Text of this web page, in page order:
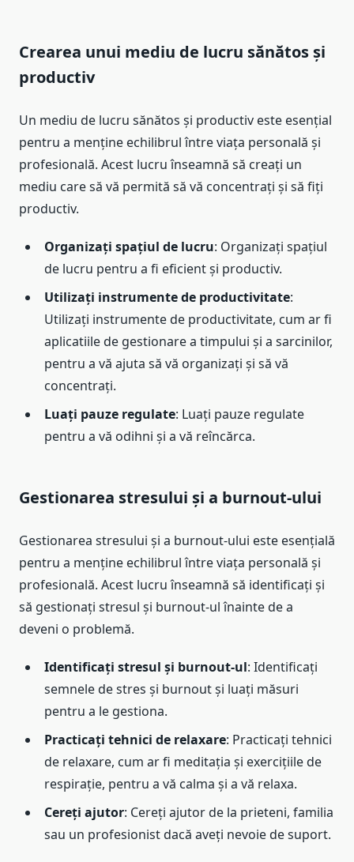
Crearea unui mediu de lucru sănătos și
productiv
Un mediu de lucru sănătos și productiv este esențial
pentru a menține echilibrul între viața personală și
profesională. Acest lucru înseamnă să creați un
mediu care să vă permită să vă concentrați și să fiți
productiv.
Organizați spațiul de lucru: Organizați spațiul
de lucru pentru a fi eficient și productiv.
Utilizați instrumente de productivitate:
Utilizați instrumente de productivitate, cum ar fi
aplicatiile de gestionare a timpului și a sarcinilor,
pentru a vă ajuta să vă organizați și să vă
concentrați.
Luați pauze regulate: Luați pauze regulate
pentru a vă odihni și a vă reîncărca.
Gestionarea stresului și a burnout-ului
Gestionarea stresului și a burnout-ului este esențială
pentru a menține echilibrul între viața personală și
profesională. Acest lucru înseamnă să identificați și
să gestionați stresul și burnout-ul înainte de a
deveni o problemă.
Identificați stresul și burnout-ul: Identificați
semnele de stres și burnout și luați măsuri
pentru a le gestiona.
Practicați tehnici de relaxare: Practicați tehnici
de relaxare, cum ar fi meditația și exercițiile de
respirație, pentru a vă calma și a vă relaxa.
Cereți ajutor: Cereți ajutor de la prieteni, familia
sau un profesionist dacă aveți nevoie de suport.